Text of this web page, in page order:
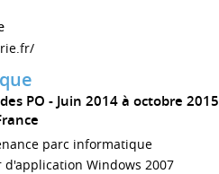
PO Juin 2014 à octobre 2015
parc informatique
Windows 2007